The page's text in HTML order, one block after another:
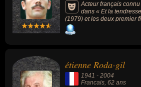
Acteur français
dans « Et la
(1979) et les deux premier
« La Septième Compagnie
Il est connu pour être la
étienne Roda-gil
1941 - 2004
Francais, 62 ans